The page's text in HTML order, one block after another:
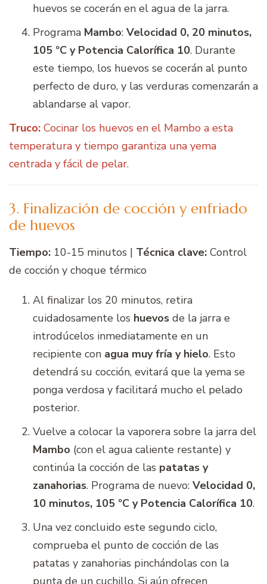
huevos se cocerán en el agua de la jarra.
Programa Mambo: Velocidad 0, 20 minutos,
105 ºC y Potencia Calorífica 10. Durante
este tiempo, los huevos se cocerán al punto
perfecto de duro, y las verduras comenzarán a
ablandarse al vapor.
Truco: Cocinar los huevos en el Mambo a esta
temperatura y tiempo garantiza una yema
centrada y fácil de pelar.
3. Finalización de cocción y enfriado
de huevos
Tiempo: 10-15 minutos | Técnica clave: Control
de cocción y choque térmico
Al finalizar los 20 minutos, retira
cuidadosamente los huevos de la jarra e
introdúcelos inmediatamente en un
recipiente con agua muy fría y hielo. Esto
detendrá su cocción, evitará que la yema se
ponga verdosa y facilitará mucho el pelado
posterior.
Vuelve a colocar la vaporera sobre la jarra del
Mambo (con el agua caliente restante) y
continúa la cocción de las patatas y
zanahorias. Programa de nuevo: Velocidad 0,
10 minutos, 105 ºC y Potencia Calorífica 10.
Una vez concluido este segundo ciclo,
comprueba el punto de cocción de las
patatas y zanahorias pinchándolas con la
punta de un cuchillo. Si aún ofrecen